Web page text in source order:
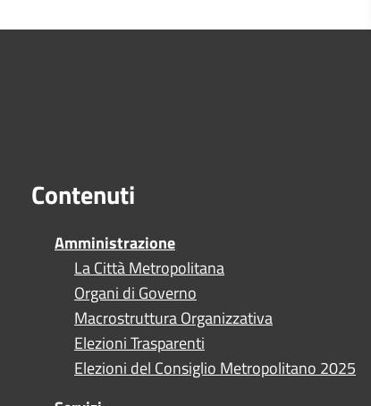
Contenuti
Amministrazione
La Città Metropolitana
Organi di Governo
Macrostruttura Organizzativa
Elezioni Trasparenti
Elezioni del Consiglio Metropolitano 2025